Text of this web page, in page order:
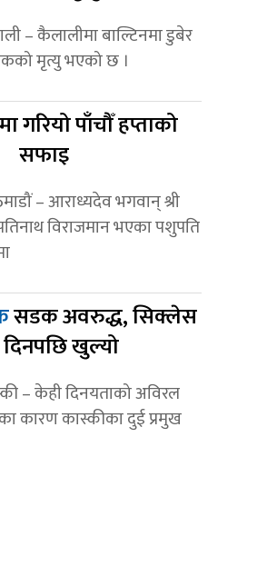
– कैलालीमा बाल्टिनमा डुबेर
मृत्यु भएको छ ।
गरियो पाँचौँ हप्ताको
सफाइ
– आराध्यदेव भगवान् श्री
विराजमान भएका पशुपति
सडक अवरुद्ध, सिक्लेस
खुल्यो
– केही दिनयताको अविरल
कारण कास्कीका दुई प्रमुख